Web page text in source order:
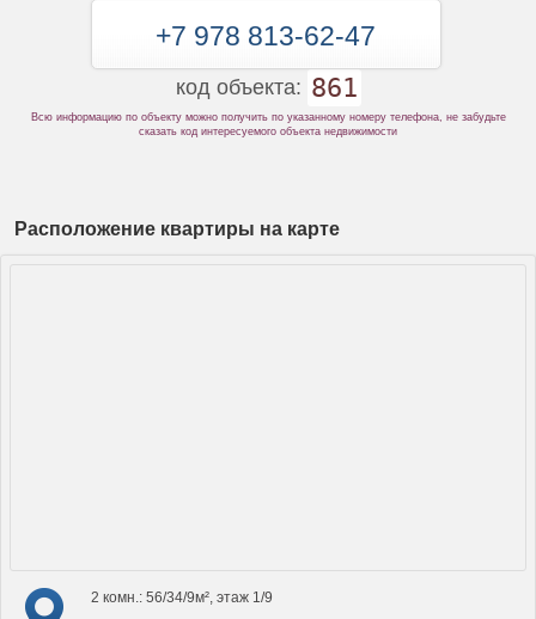
+7 978 813-62-47
код объекта: 861
Всю информацию по объекту можно получить по указанному номеру телефона, не забудьте
сказать код интересуемого объекта недвижимости
Расположение квартиры на карте
2 комн.: 56/34/9м², этаж 1/9